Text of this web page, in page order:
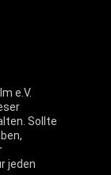
e.V.
Sollte
jeden